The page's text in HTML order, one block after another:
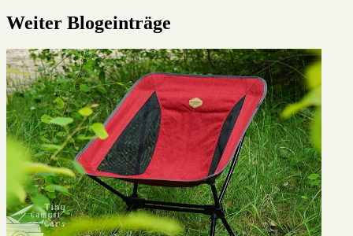
Weiter Blogeinträge